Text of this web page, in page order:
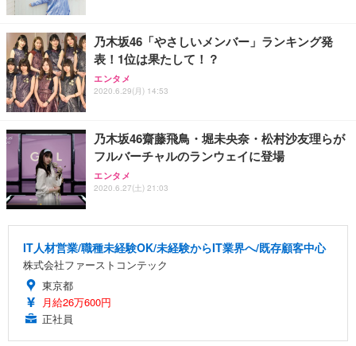
乃木坂46「やさしいメンバー」ランキング発
表！1位は果たして！？
エンタメ
2020.6.29(月) 14:53
乃木坂46齋藤飛鳥・堀未央奈・松村沙友理らが
フルバーチャルのランウェイに登場
エンタメ
2020.6.27(土) 21:03
IT人材営業/職種未経験OK/未経験からIT業界へ/既存顧客中心
株式会社ファーストコンテック
東京都
月給26万600円
正社員